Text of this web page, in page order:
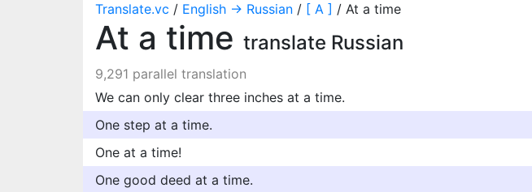
Translate.vc / English → Russian / [ A ] / At a time
At a time translate Russian
9,291 parallel translation
We can only clear three inches at a time.
One step at a time.
One at a time!
One good deed at a time.